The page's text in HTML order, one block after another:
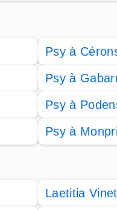
Psy à
Psy à
Psy à
Psy à
Laetitia Vinet